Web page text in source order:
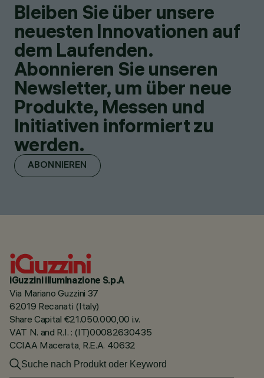
Bleiben Sie über unsere
neuesten Innovationen auf
dem Laufenden.
Abonnieren Sie unseren
Newsletter, um über neue
Produkte, Messen und
Initiativen informiert zu
werden.
ABONNIEREN
iGuzzini illuminazione S.p.A
Via Mariano Guzzini 37
62019 Recanati (Italy)
Share Capital €21.050.000,00 i.v.
VAT N. and R.I. : (IT)00082630435
CCIAA Macerata, R.E.A. 40632